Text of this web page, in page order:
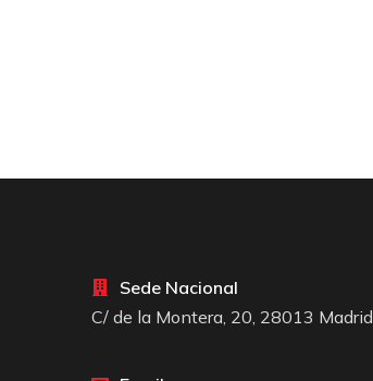
Sede Nacional
C/ de la Montera, 20, 28013 Madrid